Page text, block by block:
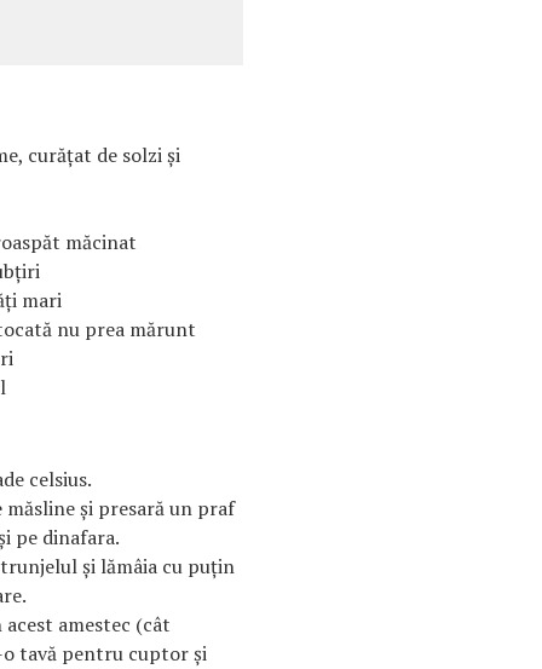
curăţat de solzi şi
măcinat
mari
nu prea mărunt
celsius.
şi presară un praf
pe dinafara.
şi lămâia cu puţin
amestec (cât
tavă pentru cuptor şi